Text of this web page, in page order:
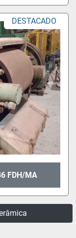
DESTACADO
FDH/MA